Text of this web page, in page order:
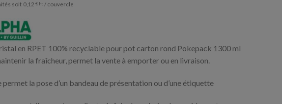
soit 0,12 € / couvercle
en RPET 100% recyclable pour pot carton rond Pokepack 1300 ml
la fraîcheur, permet la vente à emporter ou en livraison.
permet la pose d’un bandeau de présentation ou d’une étiquette